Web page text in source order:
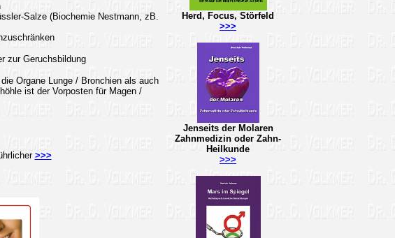
Salze (Biochemie Nestmann, zB.
zur Geruchsbildung
Organe Lunge / Bronchien als auch
ist der Vorposten für Magen /
>>>
Herd, Focus, Störfeld
>>>
Jenseits der Molaren
Zahnmedizin oder Zahn-
Heilkunde
>>>